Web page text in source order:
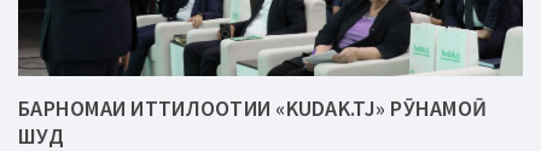
БАРНОМАИ ИТТИЛООТИИ «KUDAK.TJ» РӮНАМОӢ
ШУД